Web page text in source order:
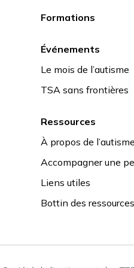
Formations
Événements
Le mois de l’autisme
TSA sans frontières
Ressources
À propos de l’autisme
Accompagner une
Liens utiles
Bottin des ressources